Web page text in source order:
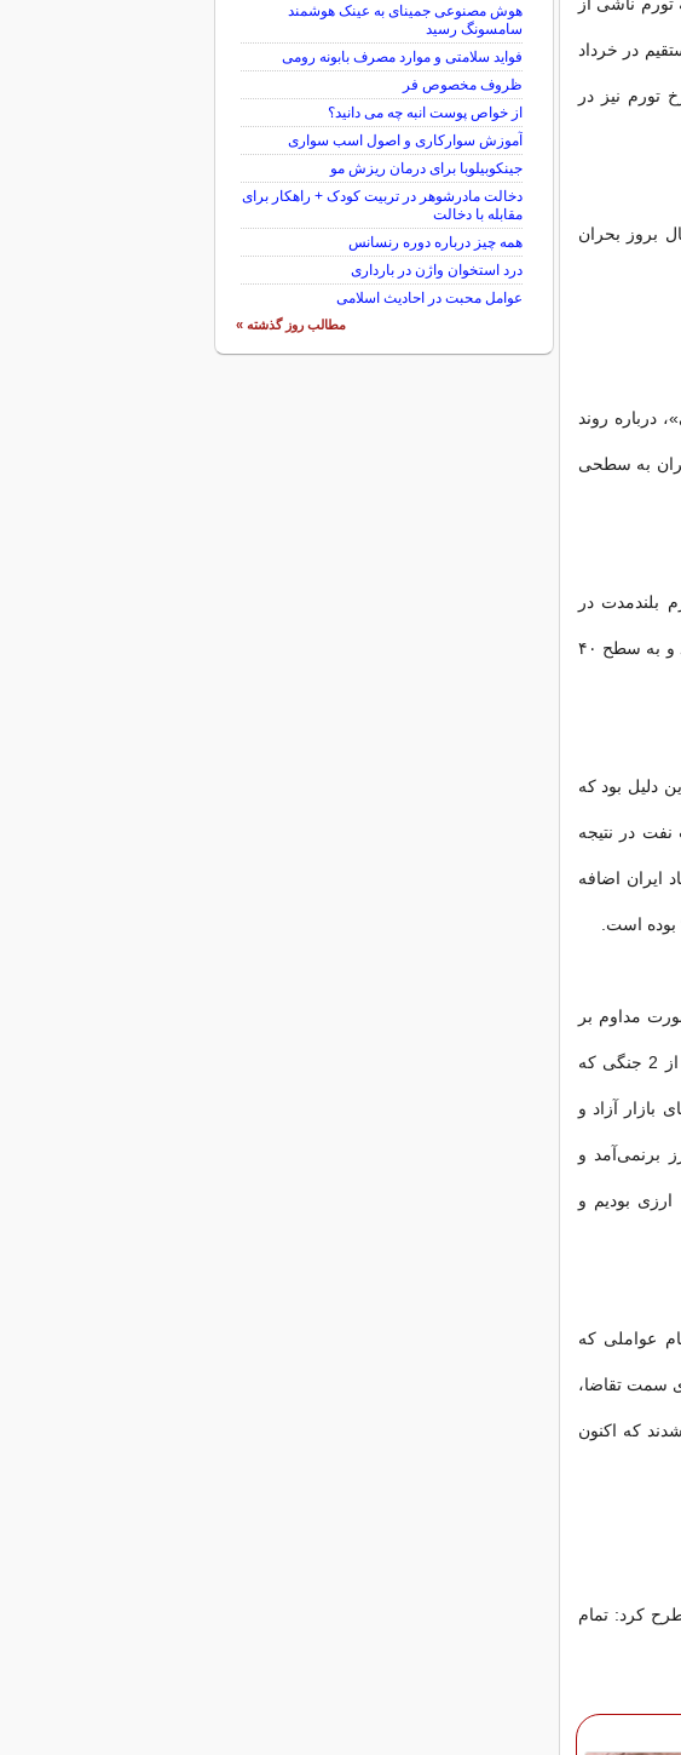
در خرداد
تورم نیز در
بروز بحران
درباره روند
دهه 90، نرخ تورم در ایران به سطحی
نرخ تورم بلندمدت در
کشور 20 درصد بود ولی این نرخ بعد از تشدید و افزایش تحریم‌ها، رشد کرد و به سطح ۴۰
دلیل بود که
در نتیجه
ایران اضافه
مداوم بر
اقتصاد ایران اضافه می‌شدند، اظهار کرد: برای مثال در سال گذشته فارغ از 2 جنگی که
بازار آزاد و
برنمی‌آمد و
بودیم و
عواملی که
سمت تقاضا،
که اکنون
کرد: تمام
هوش مصنوعی جمینای به عینک هوشمند
سامسونگ رسید
فواید سلامتی و موارد مصرف بابونه رومی
ظروف مخصوص فر
از خواص پوست انبه چه می دانید؟
آموزش سوارکاری و اصول اسب سواری
جینکوبیلوبا برای درمان ریزش مو
دخالت مادرشوهر در تربیت کودک + راهکار برای
مقابله با دخالت
همه چیز درباره دوره رنسانس
درد استخوان واژن در بارداری
عوامل محبت در احادیث اسلامى
مطالب روز گذشته »